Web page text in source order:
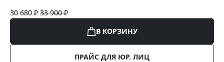
30 680 ₽ 33 900 ₽
В КОРЗИНУ
ПРАЙС ДЛЯ ЮР. ЛИЦ